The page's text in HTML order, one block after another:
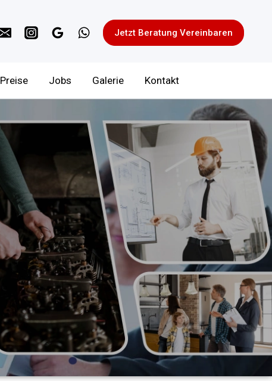
Jetzt Beratung Vereinbaren
Preise Jobs Galerie Kontakt